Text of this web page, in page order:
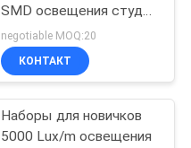
SMD освещения студии
СИД Flaglite цвета
negotiable MOQ:20
КОНТАКТ
Наборы для новичков
5000 Lux/m освещения